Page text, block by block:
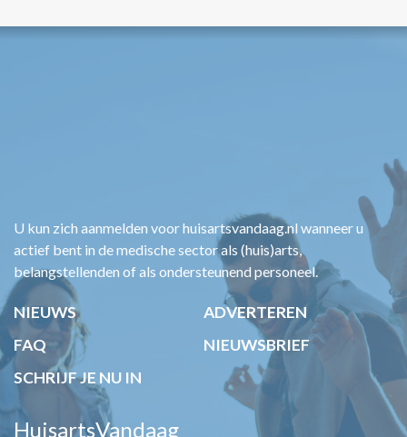
ADVERTEREN
FAQ
NIEUWSBRIEF
SCHRIJF JE NU IN
HuisartsVandaag
Phoenixweg 43, 9641KS Veendam
Algemeen
info@huisartsvandaag.nl